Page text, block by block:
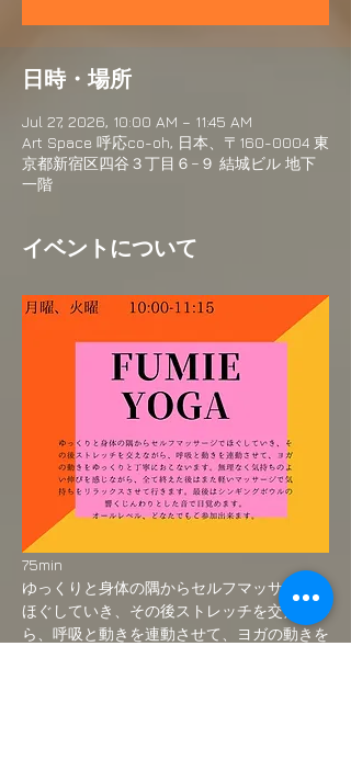
日時・場所
Jul 27, 2026, 10:00 AM – 11:45 AM
Art Space 呼応co-oh, 日本、〒160-0004 東
京都新宿区四谷３丁目６−９ 結城ビル 地下
一階
イベントについて
75min
ゆっくりと身体の隅からセルフマッサージで
ほぐしていき、その後ストレッチを交えなが
ら、呼吸と動きを連動させて、ヨガの動きを